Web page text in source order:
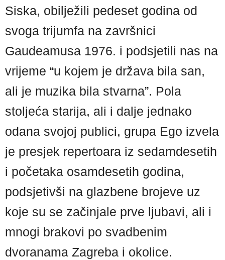
Siska, obilježili pedeset godina od
svoga trijumfa na završnici
Gaudeamusa 1976. i podsjetili nas na
vrijeme “u kojem je država bila san,
ali je muzika bila stvarna”. Pola
stoljeća starija, ali i dalje jednako
odana svojoj publici, grupa Ego izvela
je presjek repertoara iz sedamdesetih
i početaka osamdesetih godina,
podsjetivši na glazbene brojeve uz
koje su se začinjale prve ljubavi, ali i
mnogi brakovi po svadbenim
dvoranama Zagreba i okolice.